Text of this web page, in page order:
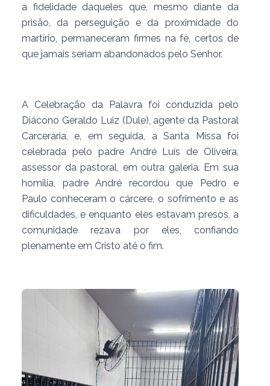
a fidelidade daqueles que, mesmo diante da
prisão, da perseguição e da proximidade do
martírio, permaneceram firmes na fé, certos de
que jamais seriam abandonados pelo Senhor.
A Celebração da Palavra foi conduzida pelo
Diácono Geraldo Luiz (Dule), agente da Pastoral
Carcerária, e, em seguida, a Santa Missa foi
celebrada pelo padre André Luís de Oliveira,
assessor da pastoral, em outra galeria. Em sua
homilia, padre André recordou que Pedro e
Paulo conheceram o cárcere, o sofrimento e as
dificuldades, e enquanto eles estavam presos, a
comunidade rezava por eles, confiando
plenamente em Cristo até o fim.